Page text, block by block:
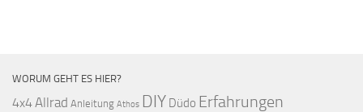
WORUM GEHT ES HIER?
4x4 Allrad Anleitung Athos DIY Düdo Erfahrungen